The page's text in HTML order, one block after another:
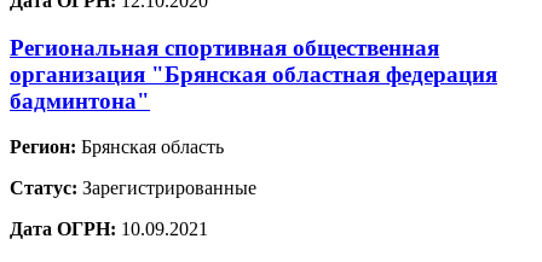
Региональная спортивная общественная
организация "Брянская областная федерация
бадминтона"
Регион: Брянская область
Статус: Зарегистрированные
Дата ОГРН: 10.09.2021